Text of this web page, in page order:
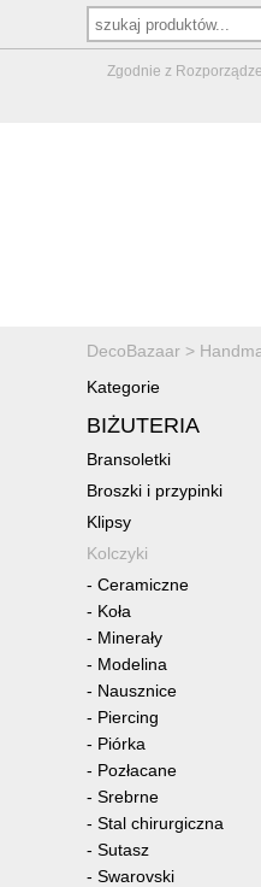
Zgodnie z
DecoBazaar >
Kategorie
BIŻUTERIA
Bransoletki
Broszki i przypinki
Klipsy
Kolczyki
- Ceramiczne
- Koła
- Minerały
- Modelina
- Nausznice
- Piercing
- Piórka
- Pozłacane
- Srebrne
- Stal chirurgiczna
- Sutasz
- Swarovski